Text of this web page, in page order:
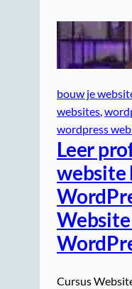
bouw je
websites,
wordpress
Leer
website
Cursus